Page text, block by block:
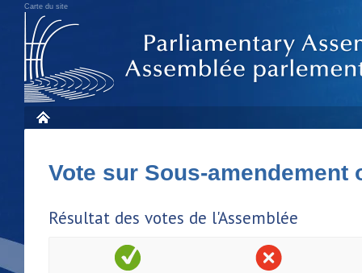
Carte du site
Vote sur Sous-amendement
Résultat des votes de l'Assemblée